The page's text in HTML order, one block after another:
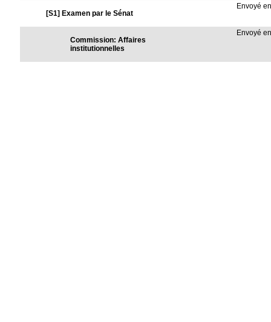
[S1] Examen par le Sénat
Envoyé
Commission: Affaires
institutionnelles
Envoyé